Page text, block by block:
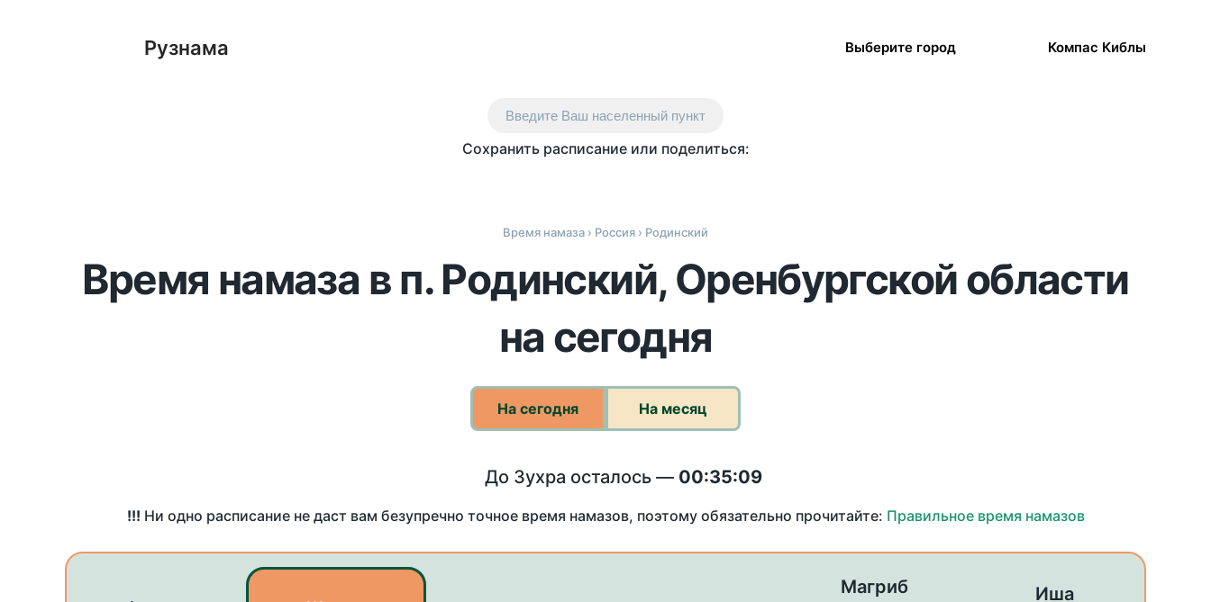
Рузнама Выберите город Компас Киблы
Введите Ваш населенный пункт
Сохранить расписание или поделиться:
Время намаза › Россия › Родинский
Время намаза в п. Родинский, Оренбургской области
на сегодня
На сегодня На месяц
До Зухра осталось — 00:35:09
!!! Ни одно расписание не даст вам безупречно точное время намазов, поэтому обязательно прочитайте: Правильное время намазов
Магриб Иша